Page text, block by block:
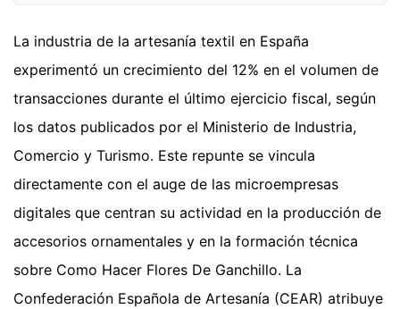
La industria de la artesanía textil en España
experimentó un crecimiento del 12% en el volumen de
transacciones durante el último ejercicio fiscal, según
los datos publicados por el Ministerio de Industria,
Comercio y Turismo. Este repunte se vincula
directamente con el auge de las microempresas
digitales que centran su actividad en la producción de
accesorios ornamentales y en la formación técnica
sobre Como Hacer Flores De Ganchillo. La
Confederación Española de Artesanía (CEAR) atribuye